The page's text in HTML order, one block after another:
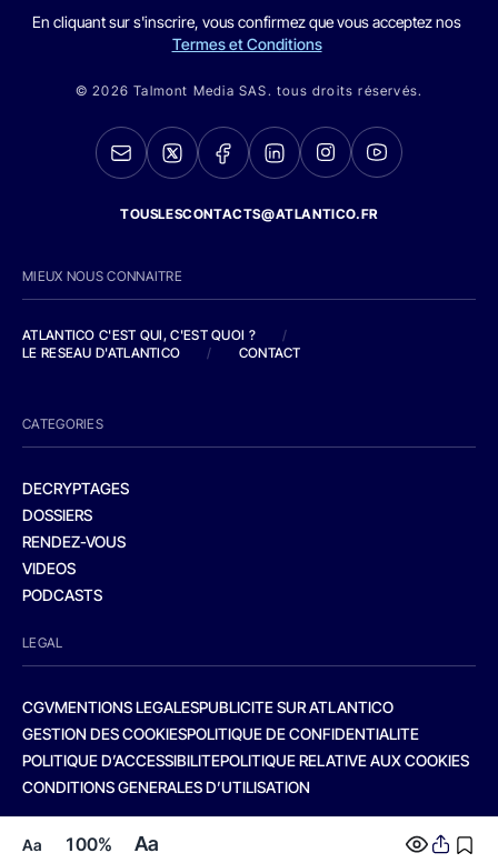
Aa 100% Aa
En cliquant sur s'inscrire, vous confirmez que vous acceptez nos
Termes et Conditions
© 2026 Talmont Media SAS. tous droits réservés.
TOUSLESCONTACTS@ATLANTICO.FR
MIEUX NOUS CONNAITRE
ATLANTICO C'EST QUI, C'EST QUOI ?
/
LE RESEAU D'ATLANTICO
/ CONTACT
CATEGORIES
DECRYPTAGES
DOSSIERS
RENDEZ-VOUS
VIDEOS
PODCASTS
LEGAL
CGVMENTIONS LEGALESPUBLICITE SUR ATLANTICO
GESTION DES COOKIESPOLITIQUE DE CONFIDENTIALITE
POLITIQUE D’ACCESSIBILITEPOLITIQUE RELATIVE AUX COOKIES
CONDITIONS GENERALES D’UTILISATION